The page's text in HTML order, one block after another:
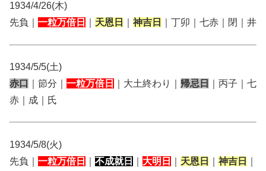
1934/4/26(木)
先負｜ 一粒万倍日 天恩日 神吉日 ｜丁卯｜七赤｜閉｜井
1934/5/5(土)
赤口
｜節分｜ 一粒万倍日 ｜大土終わり｜ 帰忌日
｜丙子｜七
赤｜成｜氏
1934/5/8(火)
先負｜ 一粒万倍日 不成就日 大明日 天恩日 神吉日